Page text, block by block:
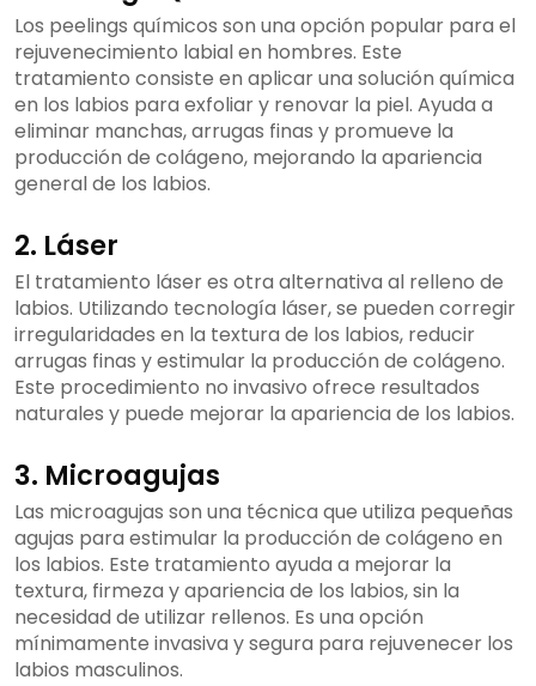
Los peelings químicos son una opción popular para el
rejuvenecimiento labial en hombres. Este
tratamiento consiste en aplicar una solución química
en los labios para exfoliar y renovar la piel. Ayuda a
eliminar manchas, arrugas finas y promueve la
producción de colágeno, mejorando la apariencia
general de los labios.
2. Láser
El tratamiento láser es otra alternativa al relleno de
labios. Utilizando tecnología láser, se pueden corregir
irregularidades en la textura de los labios, reducir
arrugas finas y estimular la producción de colágeno.
Este procedimiento no invasivo ofrece resultados
naturales y puede mejorar la apariencia de los labios.
3. Microagujas
Las microagujas son una técnica que utiliza pequeñas
agujas para estimular la producción de colágeno en
los labios. Este tratamiento ayuda a mejorar la
textura, firmeza y apariencia de los labios, sin la
necesidad de utilizar rellenos. Es una opción
mínimamente invasiva y segura para rejuvenecer los
labios masculinos.